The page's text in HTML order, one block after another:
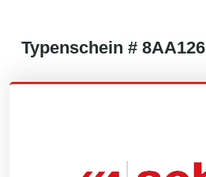
Typenschein # 8AA126